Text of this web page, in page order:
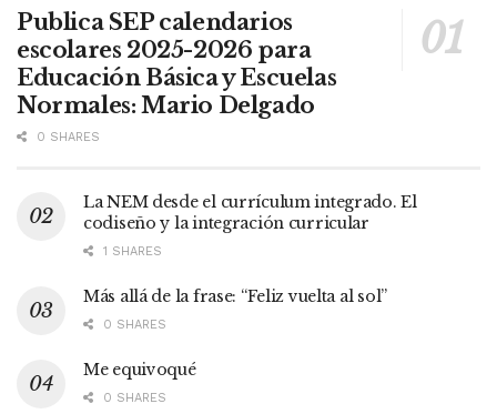
Publica SEP calendarios
escolares 2025-2026 para
Educación Básica y Escuelas
Normales: Mario Delgado
0 SHARES
La NEM desde el currículum integrado. El
codiseño y la integración curricular
1 SHARES
Más allá de la frase: “Feliz vuelta al sol”
0 SHARES
Me equivoqué
0 SHARES